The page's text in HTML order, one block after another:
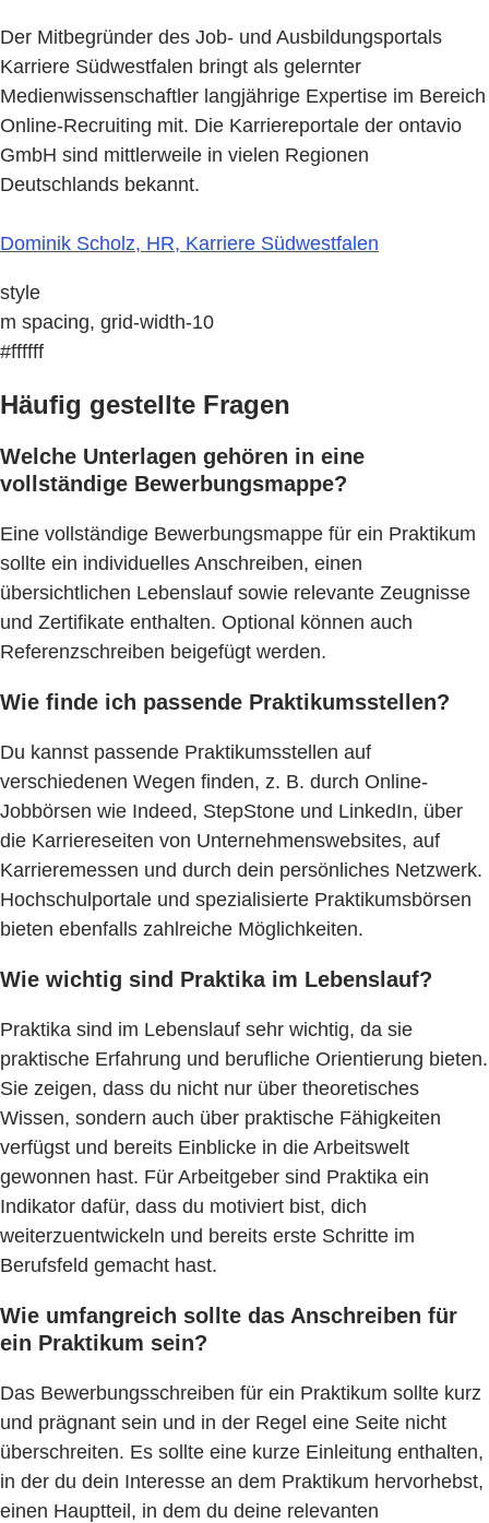
Der Mitbegründer des Job- und Ausbildungsportals
Karriere Südwestfalen bringt als gelernter
Medienwissenschaftler langjährige Expertise im Bereich
Online-Recruiting mit. Die Karriereportale der ontavio
GmbH sind mittlerweile in vielen Regionen
Deutschlands bekannt.
Dominik Scholz, HR, Karriere Südwestfalen
style
m spacing, grid-width-10
#ffffff
Häufig gestellte Fragen
Welche Unterlagen gehören in eine
vollständige Bewerbungsmappe?
Eine vollständige Bewerbungsmappe für ein Praktikum
sollte ein individuelles Anschreiben, einen
übersichtlichen Lebenslauf sowie relevante Zeugnisse
und Zertifikate enthalten. Optional können auch
Referenzschreiben beigefügt werden.
Wie finde ich passende Praktikumsstellen?
Du kannst passende Praktikumsstellen auf
verschiedenen Wegen finden, z. B. durch Online-
Jobbörsen wie Indeed, StepStone und LinkedIn, über
die Karriereseiten von Unternehmenswebsites, auf
Karrieremessen und durch dein persönliches Netzwerk.
Hochschulportale und spezialisierte Praktikumsbörsen
bieten ebenfalls zahlreiche Möglichkeiten.
Wie wichtig sind Praktika im Lebenslauf?
Praktika sind im Lebenslauf sehr wichtig, da sie
praktische Erfahrung und berufliche Orientierung bieten.
Sie zeigen, dass du nicht nur über theoretisches
Wissen, sondern auch über praktische Fähigkeiten
verfügst und bereits Einblicke in die Arbeitswelt
gewonnen hast. Für Arbeitgeber sind Praktika ein
Indikator dafür, dass du motiviert bist, dich
weiterzuentwickeln und bereits erste Schritte im
Berufsfeld gemacht hast.
Wie umfangreich sollte das Anschreiben für
ein Praktikum sein?
Das Bewerbungsschreiben für ein Praktikum sollte kurz
und prägnant sein und in der Regel eine Seite nicht
überschreiten. Es sollte eine kurze Einleitung enthalten,
in der du dein Interesse an dem Praktikum hervorhebst,
einen Hauptteil, in dem du deine relevanten